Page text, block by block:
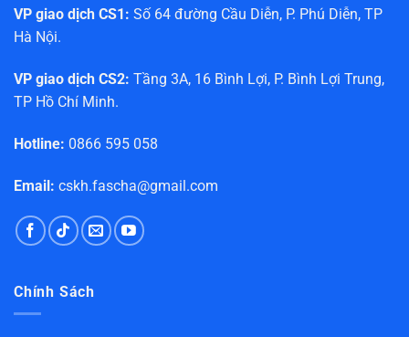
VP giao dịch CS1: Số 64 đường Cầu Diễn, P. Phú Diễn, TP
Hà Nội.
VP giao dịch CS2: Tầng 3A, 16 Bình Lợi, P. Bình Lợi Trung,
TP Hồ Chí Minh.
Hotline: 0866 595 058
Email: cskh.fascha@gmail.com
Chính Sách